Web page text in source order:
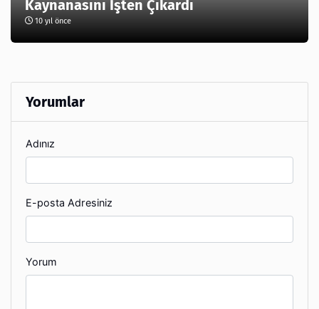
Kaynanasını İşten Çıkardı
10 yıl önce
Yorumlar
Adınız
E-posta Adresiniz
Yorum